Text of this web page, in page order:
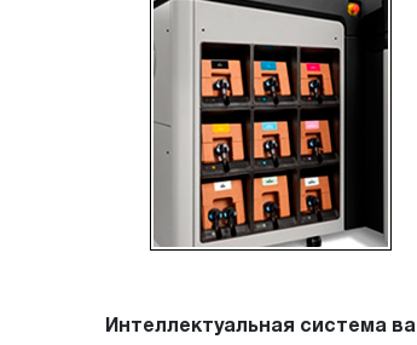
Интеллектуальная система